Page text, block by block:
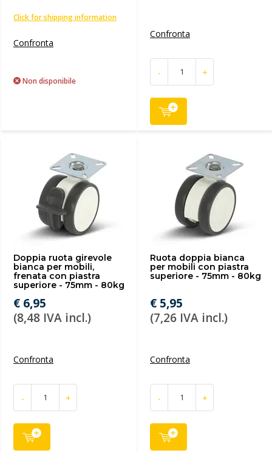
Click for shipping information
Confronta
Non disponibile
Confronta
- +
Doppia ruota girevole
bianca per mobili,
frenata con piastra
superiore - 75mm - 80kg
€ 6,95
(8,48 IVA incl.)
Confronta
- +
Ruota doppia bianca
per mobili con piastra
superiore - 75mm - 80kg
€ 5,95
(7,26 IVA incl.)
Confronta
- +